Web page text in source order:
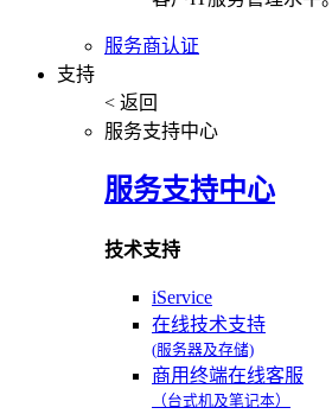
服务商认证
支持
< 返回
服务支持中心
服务支持中心
技术支持
iService
在线技术支持
(服务器及存储)
商用终端在线客服
（台式机及笔记本）